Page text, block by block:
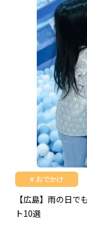
おでかけ
【広島】雨の日
ト10選